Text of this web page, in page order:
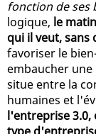
fonction de ses
logique, le
qui il veut,
favoriser le
embaucher
situe entre la
humaines et
l'entreprise 3.0,